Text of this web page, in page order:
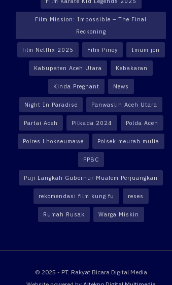
Film Mission: Impossible – The Final
Reckoning
film Netflix 2025 Film Pinoy Imum jon
Kabupaten Aceh Utara Kebakaran
Kinda Pregnant News
Night In Paradise Panwaslih Aceh Utara
Partai Aceh Pilkada 2024 Polda Aceh
Polres Lhokseumawe Polsek meurah mulia
PPBC
Puji Langkah Gubernur Mualem Perjuangkan
rekomendasi film kung fu reses
Rumah Rusak Warga Miskin
© 2025 - PT. Rakyat Bicara Digital Media.